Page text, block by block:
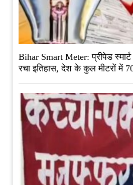
Bihar Smart Meter: प्रीपेड स्मार्ट
रचा इतिहास, देश के कुल मीटरों में